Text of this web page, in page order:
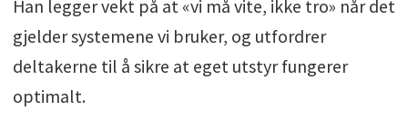
Ikke medlem?
Les mer om medlemsfordelene og meld deg
inn her.
Han legger vekt på at «vi må vite, ikke tro» når det
gjelder systemene vi bruker, og utfordrer
deltakerne til å sikre at eget utstyr fungerer
optimalt.